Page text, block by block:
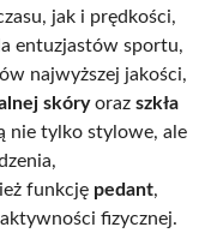
jak i prędkości,
entuzjastów sportu,
najwyższej jakości,
skóryoraz szkła
nie tylko stylowe, ale
funkcję pedant,
fizycznej.